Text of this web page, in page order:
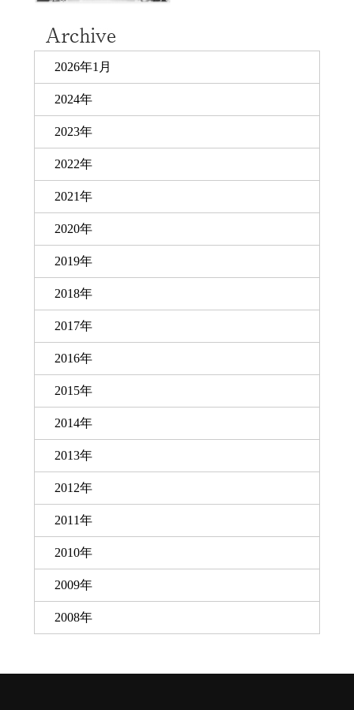
2026年1月
2024年
2023年
2022年
2021年
2020年
2019年
2018年
2017年
2016年
2015年
2014年
2013年
2012年
2011年
2010年
2009年
2008年